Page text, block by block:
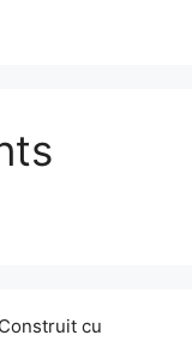
cu